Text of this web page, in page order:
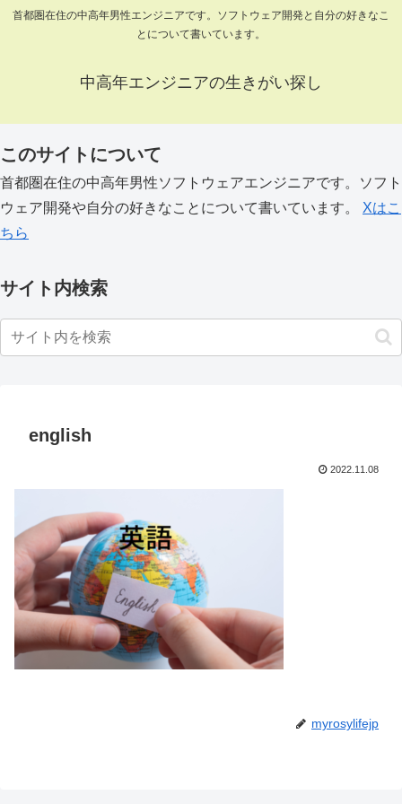
首都圏在住の中高年男性エンジニアです。ソフトウェア開発と自分の好きなこ
とについて書いています。
中高年エンジニアの生きがい探し
このサイトについて
首都圏在住の中高年男性ソフトウェアエンジニアです。ソフト
ウェア開発や自分の好きなことについて書いています。 Xはこ
ちら
サイト内検索
english
2022.11.08
myrosylifejp